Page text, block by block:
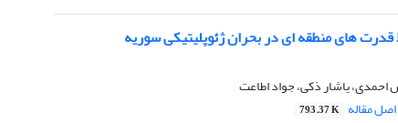
قدرت های منطقه ای در بحران ژئوپلیتیکی سوریه
احمدی، یاشار ذکی، جواد اطاعت
اصل مقاله 793.37 K